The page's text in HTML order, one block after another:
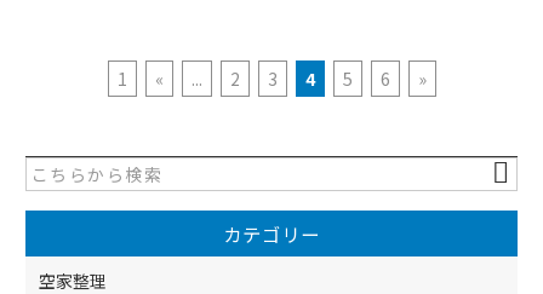
1 « ... 2 3 4 5 6 »
カテゴリー
空家整理